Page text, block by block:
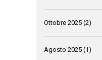
Ottobre 2025 (2)
Agosto 2025 (1)